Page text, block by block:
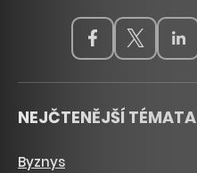
NEJČTENĚJŠÍ TÉMATA
Byznys